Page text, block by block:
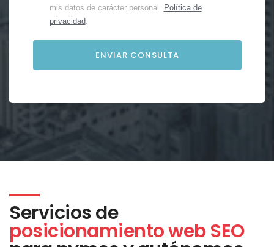
mis datos de carácter personal. Política de
privacidad.
Servicios de
posicionamiento web SEO